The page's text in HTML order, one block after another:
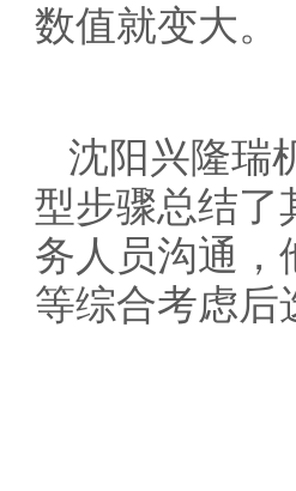
数值就变大。
沈阳兴隆瑞
型步骤总结了
务人员沟通，
等综合考虑后